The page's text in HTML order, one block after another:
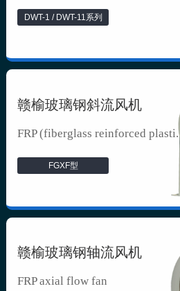
DWT-1 / DWT-11系列
赣榆玻璃钢斜流风机
FRP (fiberglass reinforced plasti...
FGXF型
赣榆玻璃钢轴流风机
FRP axial flow fan